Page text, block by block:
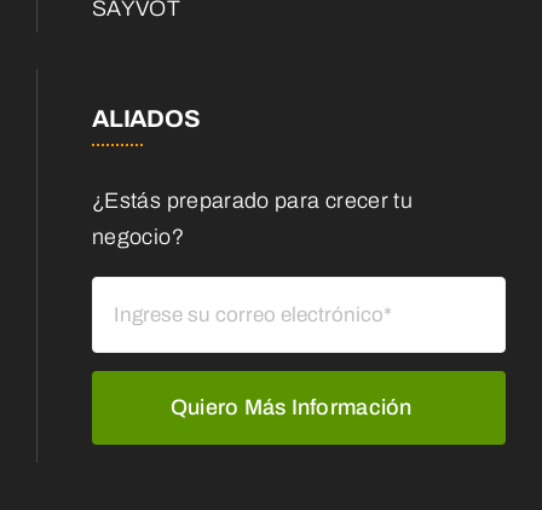
SAYVOT
ALIADOS
¿Estás preparado para crecer tu
negocio?
Quiero Más Información